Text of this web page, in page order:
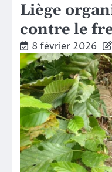
Liège
contre le
8 février 2026